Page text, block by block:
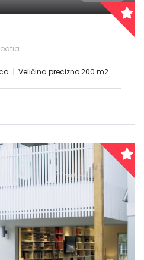
Veličina precizno 200 m2